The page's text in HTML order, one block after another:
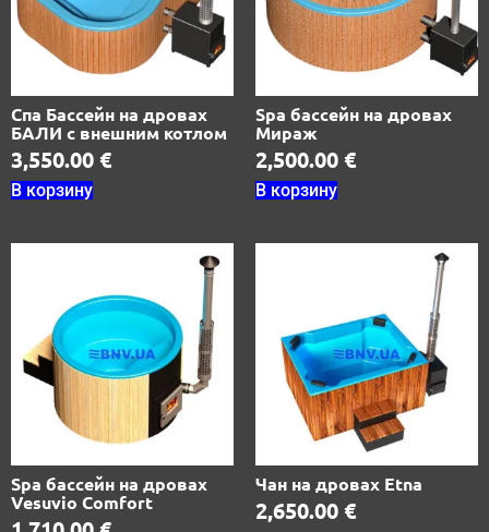
Спа Бассейн на дровах
БАЛИ с внешним котлом
3,550.00 €
В корзину
Spa бассейн на дровах
Мираж
2,500.00 €
В корзину
Spa бассейн на дровах
Vesuvio Comfort
Чан на дровах Etna
2,650.00 €